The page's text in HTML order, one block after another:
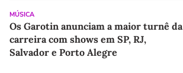
MÚSICA
Os Garotin anunciam a maior turnê da
carreira com shows em SP, RJ,
Salvador e Porto Alegre